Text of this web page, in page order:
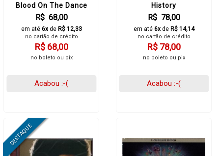
Blood On The Dance
Floor
R$ 68,00
em até 6xde R$ 12,33
no cartão de crédito
R$ 68,00
no boleto ou pix
Acabou :-(
History
R$ 78,00
em até 6xde R$ 14,14
no cartão de crédito
R$ 78,00
no boleto ou pix
Acabou :-(